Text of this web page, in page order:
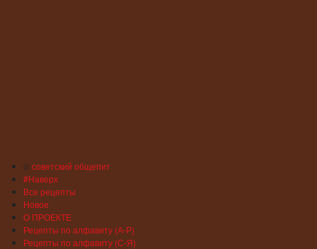
©советский общепит
#Наверх
Все рецепты
Новое
О ПРОЕКТЕ
Рецепты по алфавиту (А-Р)
Рецепты по алфавиту (С-Я)